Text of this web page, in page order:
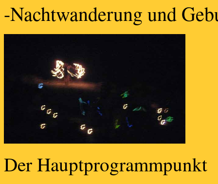
-Nachtwanderung und
Der Hauptprogrammpunkt